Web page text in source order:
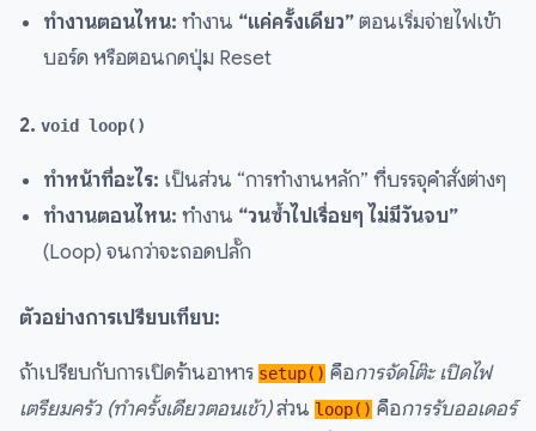
ทำงานตอนไหน: ทำงาน “แค่ครั้งเดียว”ตอนเริ่มจ่ายไฟเข้า
บอร์ด หรือตอนกดปุ่ม Reset
2. void loop()
ทำหน้าที่อะไร: เป็นส่วน “การทำงานหลัก” ที่บรรจุคำสั่งต่างๆ
ทำงานตอนไหน: ทำงาน “วนซ้ำไปเรื่อยๆ ไม่มีวันจบ”
(Loop) จนกว่าจะถอดปลั๊ก
ตัวอย่างการเปรียบเทียบ:
ถ้าเปรียบกับการเปิดร้านอาหาร setup() คือการจัดโต๊ะ เปิดไฟ
เตรียมครัว (ทำครั้งเดียวตอนเช้า)ส่วน loop() คือการรับออเดอร์